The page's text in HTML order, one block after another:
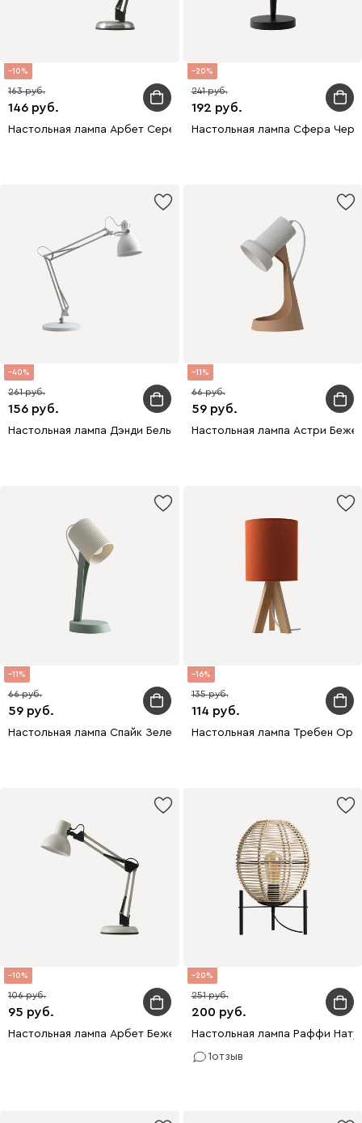
10
146
163
Настольная лампа Арбет Серебристый
20
192
241
Настольная лампа Сфера
40
156
261
Настольная лампа Дэнди Белый
11
59
66
Настольная лампа Астри
11
59
66
Настольная лампа Спайк Зеленый
16
114
135
Настольная лампа Требен
10
95
106
Настольная лампа Арбет Бежевый
20
200
251
Настольная лампа Раффи
1отзыв